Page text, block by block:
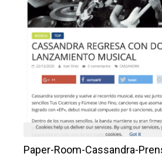
Paper-Room-Cassandra-